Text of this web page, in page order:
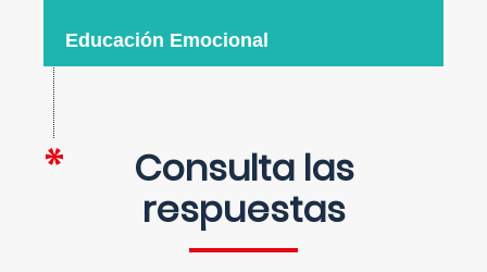
Educación Emocional
Consulta las
respuestas